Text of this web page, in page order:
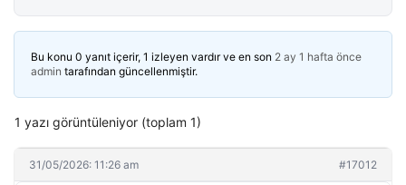
Bu konu 0 yanıt içerir, 1 izleyen vardır ve en son 2 ay 1 hafta önce
admin tarafından güncellenmiştir.
1 yazı görüntüleniyor (toplam 1)
31/05/2026: 11:26 am #17012